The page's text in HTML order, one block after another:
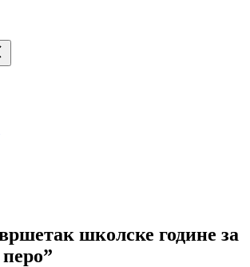
школске године за